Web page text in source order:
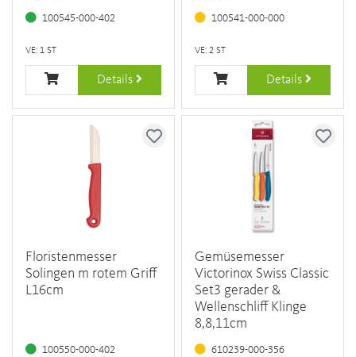
100545-000-402
VE: 1 ST
Details
100541-000-000
VE: 2 ST
Details
Floristenmesser
Solingen m rotem Griff
L16cm
100550-000-402
Gemüsemesser
Victorinox Swiss Classic
Set3 gerader &
Wellenschliff Klinge
8,8,11cm
610239-000-356